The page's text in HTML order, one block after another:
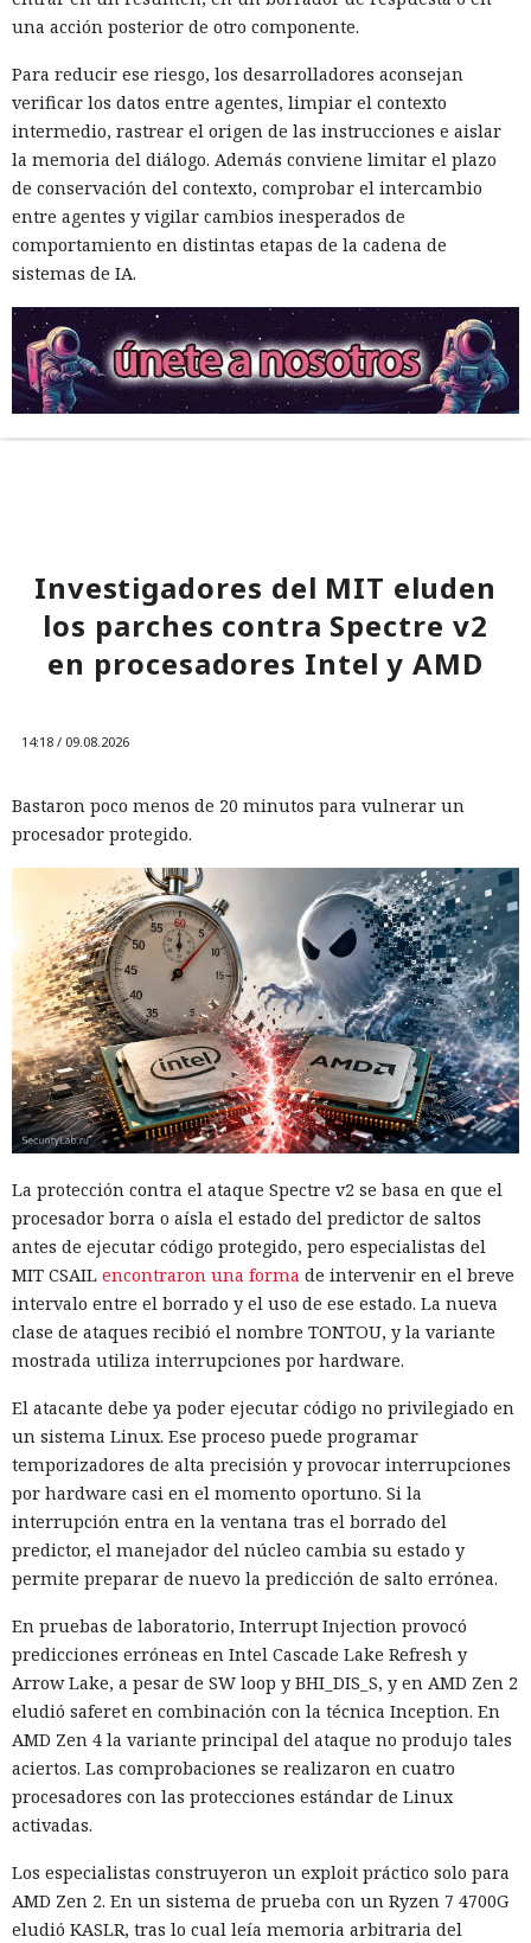
una acción posterior de otro componente.
Para reducir ese riesgo, los desarrolladores aconsejan
verificar los datos entre agentes, limpiar el contexto
intermedio, rastrear el origen de las instrucciones e aislar
la memoria del diálogo. Además conviene limitar el plazo
de conservación del contexto, comprobar el intercambio
entre agentes y vigilar cambios inesperados de
comportamiento en distintas etapas de la cadena de
sistemas de IA.
Investigadores del MIT eluden
los parches contra Spectre v2
en procesadores Intel y AMD
14:18 / 09.08.2026
Bastaron poco menos de 20 minutos para vulnerar un
procesador protegido.
La protección contra el ataque Spectre v2 se basa en que el
procesador borra o aísla el estado del predictor de saltos
antes de ejecutar código protegido, pero especialistas del
MIT CSAIL encontraron una forma de intervenir en el breve
intervalo entre el borrado y el uso de ese estado. La nueva
clase de ataques recibió el nombre TONTOU, y la variante
mostrada utiliza interrupciones por hardware.
El atacante debe ya poder ejecutar código no privilegiado en
un sistema Linux. Ese proceso puede programar
temporizadores de alta precisión y provocar interrupciones
por hardware casi en el momento oportuno. Si la
interrupción entra en la ventana tras el borrado del
predictor, el manejador del núcleo cambia su estado y
permite preparar de nuevo la predicción de salto errónea.
En pruebas de laboratorio, Interrupt Injection provocó
predicciones erróneas en Intel Cascade Lake Refresh y
Arrow Lake, a pesar de SW loop y BHI_DIS_S, y en AMD Zen 2
eludió saferet en combinación con la técnica Inception. En
AMD Zen 4 la variante principal del ataque no produjo tales
aciertos. Las comprobaciones se realizaron en cuatro
procesadores con las protecciones estándar de Linux
activadas.
Los especialistas construyeron un exploit práctico solo para
AMD Zen 2. En un sistema de prueba con un Ryzen 7 4700G
eludió KASLR, tras lo cual leía memoria arbitraria del